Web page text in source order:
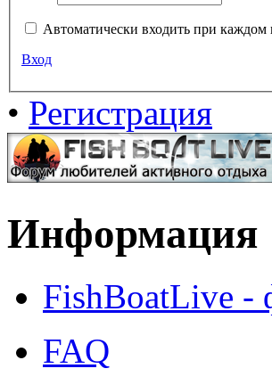
Автоматически входить при каждом
Вход
• Регистрация
Информация
FishBoatLive -
FAQ